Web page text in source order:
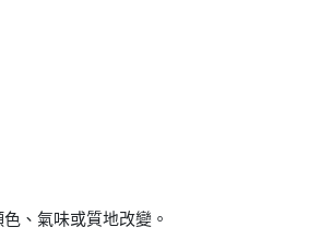
、氣味或質地改變。